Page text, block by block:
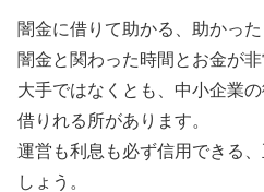
闇金に借りて助かる、助かっ
闇金と関わった時間とお金が非
大手ではなくとも、中小企業
借りれる所があります。
運営も利息も必ず信用できる
しょう。